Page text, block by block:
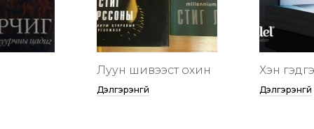
Луун шивээст охин
Дэлгэрэнгүй
Хэн
Дэлгэрэнгүй